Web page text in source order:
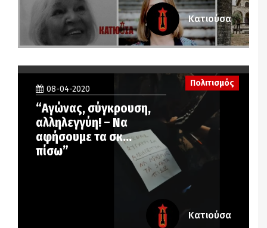
Κατιούσα
08-04-2020
“Αγώνας, σύγκρουση,
αλληλεγγύη! – Να
αφήσουμε τα σκ…
πίσω”
Πολιτισμός
Κατιούσα